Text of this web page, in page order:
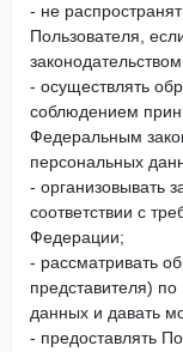
- не
Пользователя,
- осуществлять
соблюдением
Федеральным
персональных
- организовывать
соответствии с
Федерации;
- рассматривать
представителя)
данных и давать
- предоставлять